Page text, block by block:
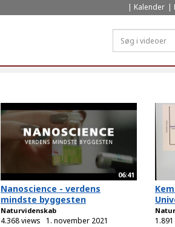
Kalender
06:41
Nanoscience - verdens
mindste byggesten
Naturvidenskab
4.368 views 1. november 2021